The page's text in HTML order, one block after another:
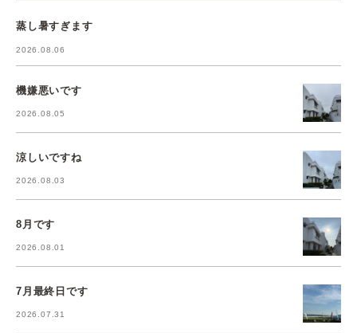
蒸し暑すぎます
2026.08.06
機嫌悪いです
2026.08.05
涼しいですね
2026.08.03
8月です
2026.08.01
7月最終日です
2026.07.31